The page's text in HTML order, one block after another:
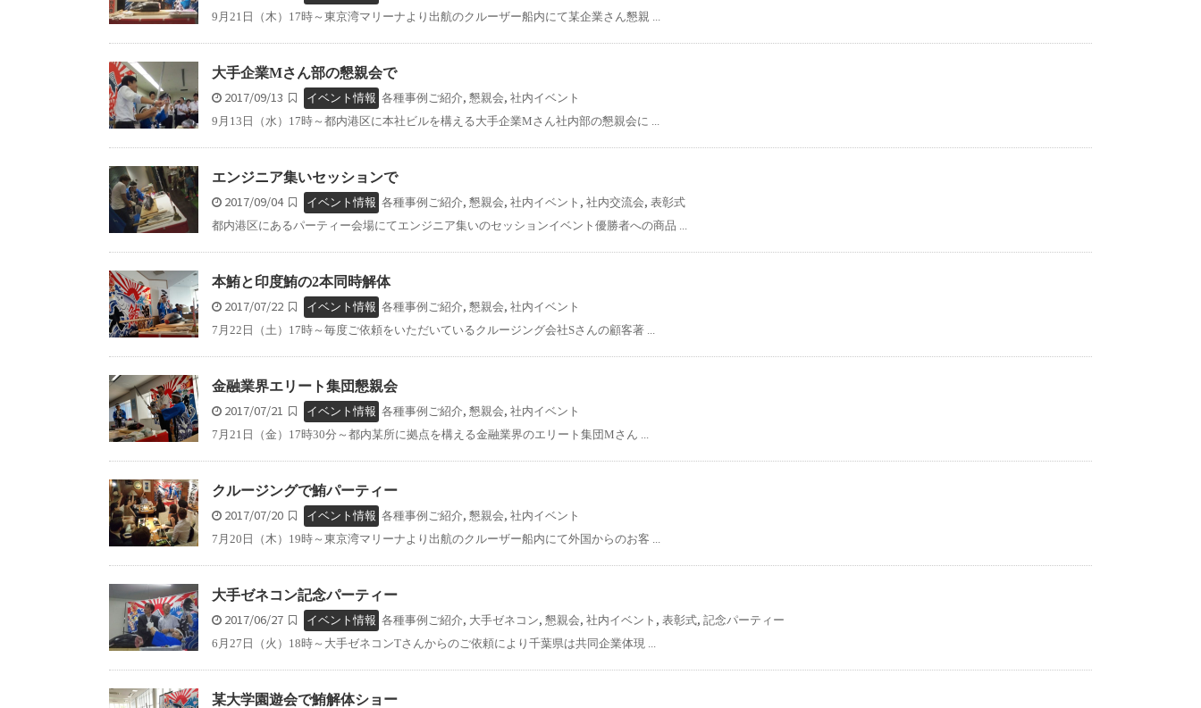
9月21日（木）17時～東京湾マリーナより出航のクルーザー船内にて某企業さん懇親 ...
大手企業Mさん部の懇親会で
2017/09/13 イベント情報 各種事例ご紹介, 懇親会, 社内イベント
9月13日（水）17時～都内港区に本社ビルを構える大手企業Mさん社内部の懇親会に ...
エンジニア集いセッションで
2017/09/04 イベント情報 各種事例ご紹介, 懇親会, 社内イベント , 社内交流会, 表彰式
都内港区にあるパーティー会場にてエンジニア集いのセッションイベント優勝者への商品 ...
本鮪と印度鮪の2本同時解体
2017/07/22 イベント情報 各種事例ご紹介, 懇親会, 社内イベント
7月22日（土）17時～毎度ご依頼をいただいているクルージング会社Sさんの顧客著 ...
金融業界エリート集団懇親会
2017/07/21 イベント情報 各種事例ご紹介, 懇親会, 社内イベント
7月21日（金）17時30分～都内某所に拠点を構える金融業界のエリート集団Mさん ...
クルージングで鮪パーティー
2017/07/20 イベント情報 各種事例ご紹介, 懇親会, 社内イベント
7月20日（木）19時～東京湾マリーナより出航のクルーザー船内にて外国からのお客 ...
大手ゼネコン記念パーティー
2017/06/27 イベント情報 各種事例ご紹介, 大手ゼネコン, 懇親会, 社内イベント , 表彰式, 記念パーティー
6月27日（火）18時～大手ゼネコンTさんからのご依頼により千葉県は共同企業体現 ...
某大学園遊会で鮪解体ショー